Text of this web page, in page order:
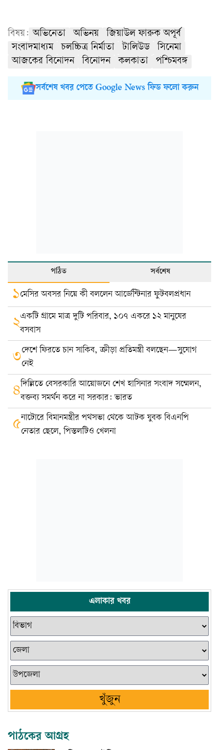
বিষয়: অভিনেতা অভিনয়
জিয়াউল ফারুক অপূর্ব
সংবাদমাধ্যম
চলচ্চিত্র নির্মাতা টালিউড
সিনেমা
আজকের বিনোদন
বিনোদন কলকাতা পশ্চিমবঙ্গ
সর্বশেষ খবর পেতে Google News ফিড ফলো করুন
পঠিত সর্বশেষ
১মেসির অবসর নিয়ে কী বললেন আর্জেন্টিনার ফুটবলপ্রধান
২একটি গ্রামে মাত্র দুটি পরিবার, ১০৭ একরে ১২ মানুষের
বসবাস
৩দেশে ফিরতে চান সাকিব, ক্রীড়া প্রতিমন্ত্রী বলছেন—সুযোগ
নেই
৪দিল্লিতে বেসরকারি আয়োজনে শেখ হাসিনার সংবাদ সম্মেলন,
বক্তব্য সমর্থন করে না সরকার: ভারত
৫নাটোরে বিমানমন্ত্রীর পথসভা থেকে আটক যুবক বিএনপি
নেতার ছেলে, পিস্তলটিও খেলনা
এলাকার খবর
খুঁজুন
পাঠকের আগ্রহ